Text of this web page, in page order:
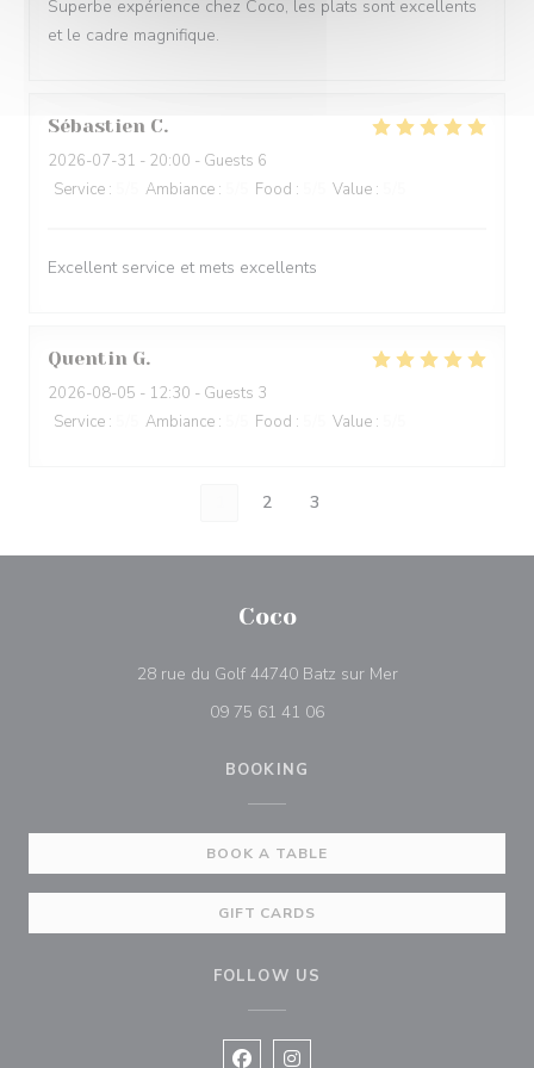
Superbe expérience chez Coco, les plats sont excellents
et le cadre magnifique.
Sébastien C
2026-07-31 - 20:00 - Guests 6
Service : Ambiance : Food : Value :
Excellent service et mets excellents
Quentin G
2026-08-05 - 12:30 - Guests 3
Service : Ambiance : Food : Value :
2 3
Coco
28 rue du Golf 44740 Batz sur Mer((opens in a new
09 75 61 41 06
BOOKING
BOOK A TABLE
GIFT CARDS
FOLLOW US